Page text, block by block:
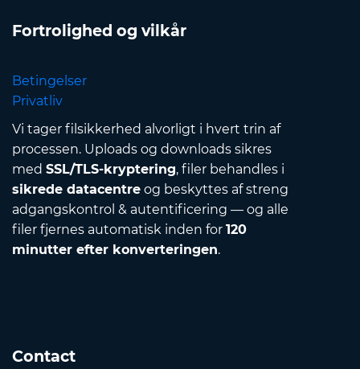
Fortrolighed og vilkår
Betingelser
Privatliv
Vi tager filsikkerhed alvorligt i hvert trin af
processen. Uploads og downloads sikres
med SSL/TLS-kryptering, filer behandles i
sikrede datacentre og beskyttes af streng
adgangskontrol & autentificering — og alle
filer fjernes automatisk inden for 120
minutter efter konverteringen.
Contact